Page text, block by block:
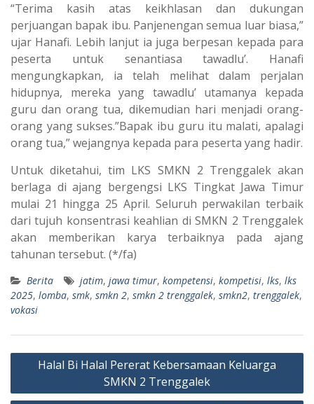
“Terima kasih atas keikhlasan dan dukungan
perjuangan bapak ibu. Panjenengan semua luar biasa,”
ujar Hanafi. Lebih lanjut ia juga berpesan kepada para
peserta untuk senantiasa tawadlu’. Hanafi
mengungkapkan, ia telah melihat dalam perjalan
hidupnya, mereka yang tawadlu’ utamanya kepada
guru dan orang tua, dikemudian hari menjadi orang-
orang yang sukses.”Bapak ibu guru itu malati, apalagi
orang tua,” wejangnya kepada para peserta yang hadir.
Untuk diketahui, tim LKS SMKN 2 Trenggalek akan
berlaga di ajang bergengsi LKS Tingkat Jawa Timur
mulai 21 hingga 25 April. Seluruh perwakilan terbaik
dari tujuh konsentrasi keahlian di SMKN 2 Trenggalek
akan memberikan karya terbaiknya pada ajang
tahunan tersebut. (*/fa)
Berita jatim, jawa timur, kompetensi, kompetisi, lks, lks
2025, lomba, smk, smkn 2, smkn 2 trenggalek, smkn2, trenggalek,
vokasi
Post
Halal Bi Halal Pererat Kebersamaan Keluarga
SMKN 2 Trenggalek